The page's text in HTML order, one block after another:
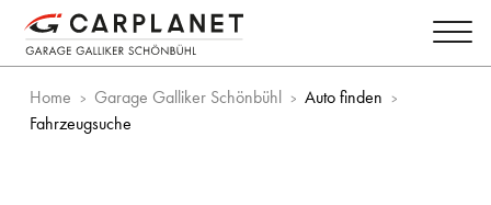
Home Garage Galliker Schönbühl
Auto finden
Fahrzeugsuche